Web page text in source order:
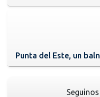
Punta del Este, un
Seguinos